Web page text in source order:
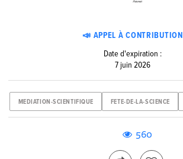
📣 APPEL À CONTRIBUTION
Date d'expiration :
7 juin 2026
MEDIATION-SCIENTIFIQUE FETE-DE-LA-SCIENCE
560